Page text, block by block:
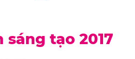
sáng tạo 2017